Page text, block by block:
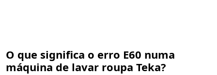
O que significa o erro E60 numa
máquina de lavar roupa Teka?